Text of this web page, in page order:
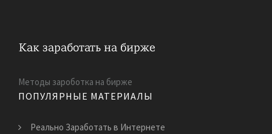
Методы зароботка на бирже
ПОПУЛЯРНЫЕ МАТЕРИАЛЫ
Реально Заработать в Интернете